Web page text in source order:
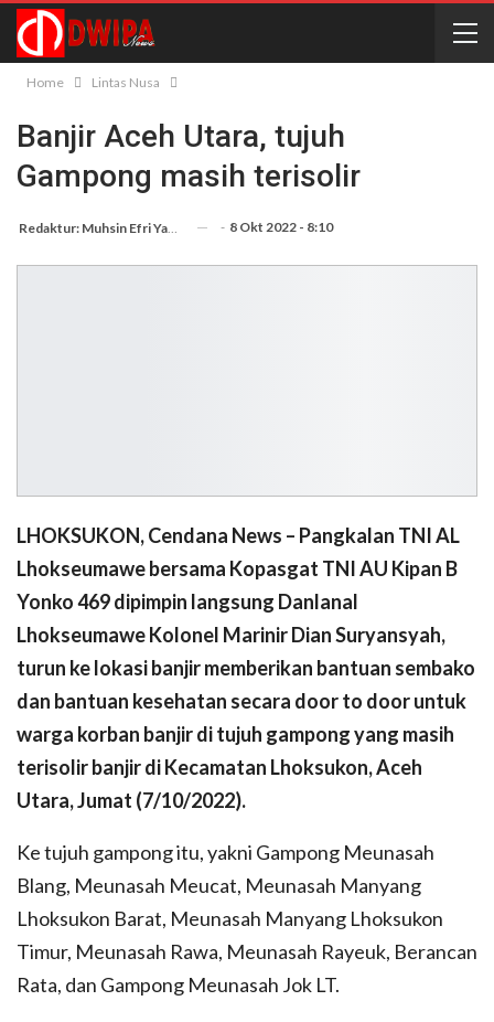
Home Lintas Nusa
Banjir Aceh Utara, tujuh
Gampong masih terisolir
- 8 Okt 2022 - 8:10
LHOKSUKON, Cendana News – Pangkalan TNI AL
Lhokseumawe bersama Kopasgat TNI AU Kipan B
Yonko 469 dipimpin langsung Danlanal
Lhokseumawe Kolonel Marinir Dian Suryansyah,
turun ke lokasi banjir memberikan bantuan sembako
dan bantuan kesehatan secara door to door untuk
warga korban banjir di tujuh gampong yang masih
terisolir banjir di Kecamatan Lhoksukon, Aceh
Utara, Jumat (7/10/2022).
Ke tujuh gampong itu, yakni Gampong Meunasah
Blang, Meunasah Meucat, Meunasah Manyang
Lhoksukon Barat, Meunasah Manyang Lhoksukon
Timur, Meunasah Rawa, Meunasah Rayeuk, Berancan
Rata, dan Gampong Meunasah Jok LT.